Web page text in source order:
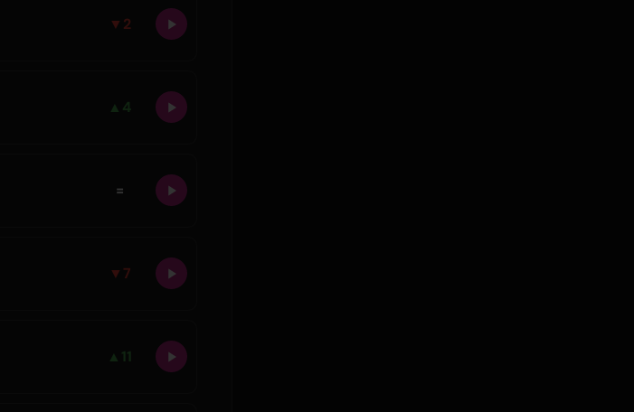
▼ 2
▲ 4
=
▼ 7
▲ 11